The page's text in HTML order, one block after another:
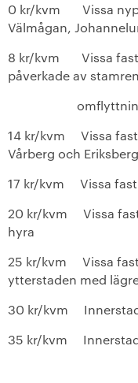
0 kr/kvm Vissa
Välmågan,
8 kr/kvm Vissa
påverkade av
omflyttning
14 kr/kvm Vissa
Vårberg och
17 kr/kvm Vissa
20 kr/kvm Vissa
hyra
25 kr/kvm Vissa
ytterstaden med
30 kr/kvm
35 kr/kvm